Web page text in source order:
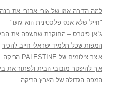
למה הדירה אמו של אורי אבנרי את
"חייל שלא אנס פלסטינית הוא גזען"
ג'ואן פיטרס – החוקרת שחשפה את
המפות שכל תלמיד ישראלי חייב להכיר
אוצר צילומים של PALESTINE הריקה
איך להיפטר מזבובי הבית ולפתור את
המפה הגדולה של הארץ הריקה